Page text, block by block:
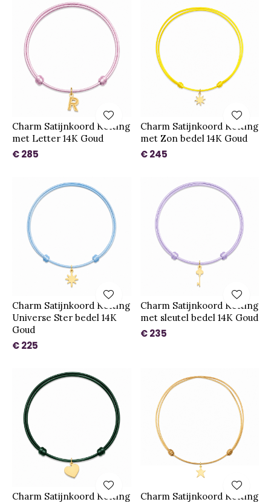
Charm Satijnkoord Ketting
met Letter 14K Goud
€ 285
Charm Satijnkoord Ketting
met Zon bedel 14K Goud
€ 245
Charm Satijnkoord Ketting
Universe Ster bedel 14K
Goud
€ 225
Charm Satijnkoord Ketting
met sleutel bedel 14K Goud
€ 235
Charm Satijnkoord Ketting
Charm Satijnkoord Ketting